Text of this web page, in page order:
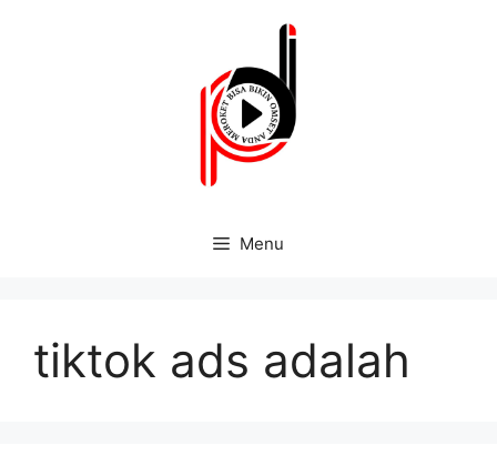
Menu
tiktok ads adalah